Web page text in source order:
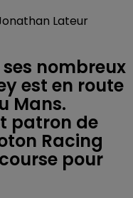
Lateur
nombreux
est en route
Mans.
patron de
Racing
pour